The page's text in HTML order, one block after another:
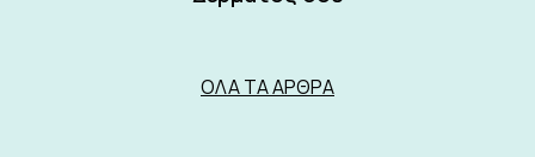
ΌΛΑ ΤΑ ΆΡΘΡΑ